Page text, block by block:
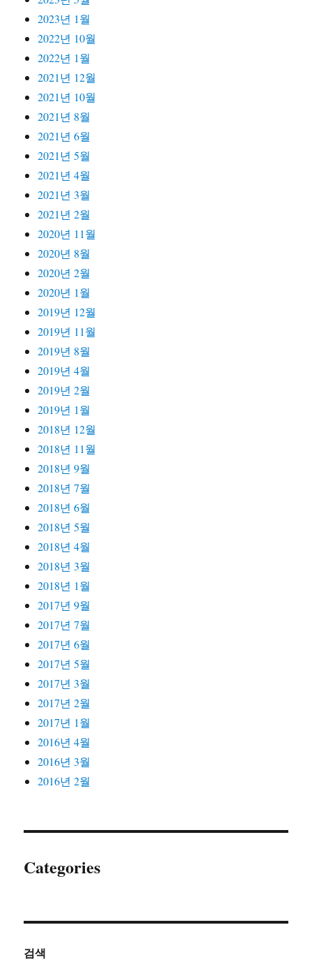
2023년 1월
2022년 10월
2022년 1월
2021년 12월
2021년 10월
2021년 8월
2021년 6월
2021년 5월
2021년 4월
2021년 3월
2021년 2월
2020년 11월
2020년 8월
2020년 2월
2020년 1월
2019년 12월
2019년 11월
2019년 8월
2019년 4월
2019년 2월
2019년 1월
2018년 12월
2018년 11월
2018년 9월
2018년 7월
2018년 6월
2018년 5월
2018년 4월
2018년 3월
2018년 1월
2017년 9월
2017년 7월
2017년 6월
2017년 5월
2017년 3월
2017년 2월
2017년 1월
2016년 4월
2016년 3월
2016년 2월
Categories
검색